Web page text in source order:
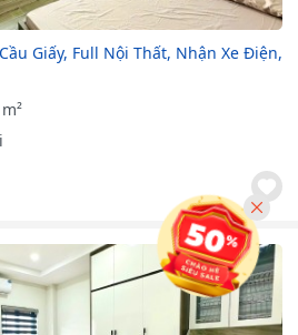
Giấy, Full Nội Thất, Nhận Xe Điện,